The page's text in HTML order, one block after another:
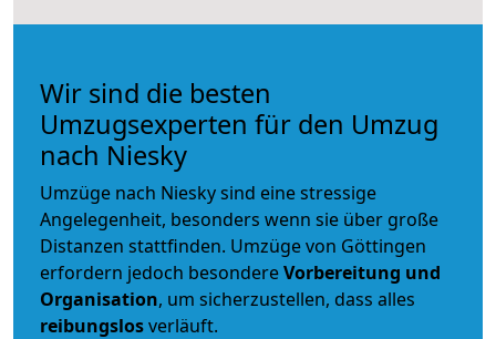
Wir sind die besten
Umzugsexperten für den Umzug
nach Niesky
Umzüge nach Niesky sind eine stressige
Angelegenheit, besonders wenn sie über große
Distanzen stattfinden. Umzüge von Göttingen
erfordern jedoch besondereVorbereitung und
Organisation, um sicherzustellen, dass alles
reibungslosverläuft.